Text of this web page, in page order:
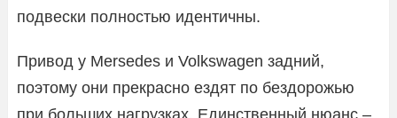
подвески полностью идентичны.
Привод у Mersedes и Volkswagen задний,
поэтому они прекрасно ездят по бездорожью
при больших нагрузках. Единственный нюанс –